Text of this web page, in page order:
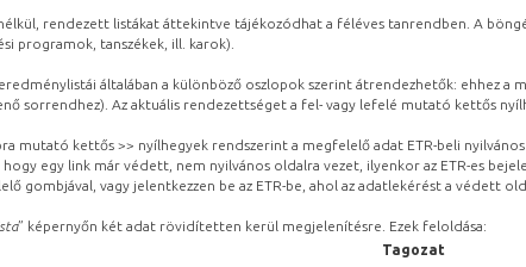
rendezett listákat áttekintve tájékozódhat a féléves tanrendben. A
programok, tanszékek, ill. karok).
általában a különböző oszlopok szerint átrendezhetők: ehhez a
sorrendhez). Az aktuális rendezettséget a fel- vagy lefelé mutató kettős
mutató kettős >> nyílhegyek rendszerint a megfelelő adat ETR-beli
egy link már védett, nem nyilvános oldalra vezet, ilyenkor az ETR-es
gombjával, vagy jelentkezzen be az ETR-be, ahol az adatlekérést a védett
” képernyőn két adat rövidítetten kerül megjelenítésre. Ezek feloldása:
Tagozat